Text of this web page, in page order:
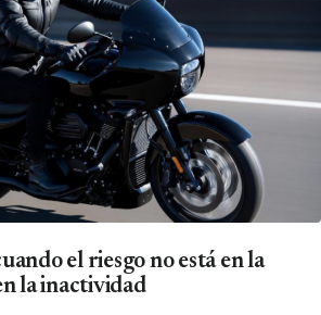
el riesgo no está en la
la inactividad